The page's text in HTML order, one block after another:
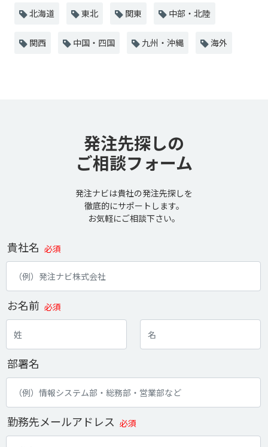
北海道 東北 関東 中部・北陸
関西 中国・四国 九州・沖縄 海外
発注先探しの
ご相談フォーム
発注ナビは貴社の発注先探しを
徹底的にサポートします。
お気軽にご相談下さい。
貴社名 必須
お名前 必須
部署名
勤務先メールアドレス 必須